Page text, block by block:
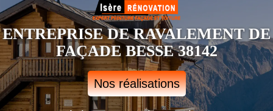
ENTREPRISE DE RAVALEMENT DE
FAÇADE BESSE 38142
Nos réalisations